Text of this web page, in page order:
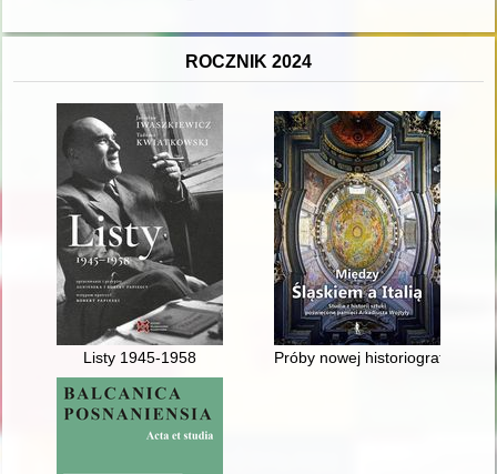
ROCZNIK 2024
Listy 1945-1958 Próby nowej historiografi i